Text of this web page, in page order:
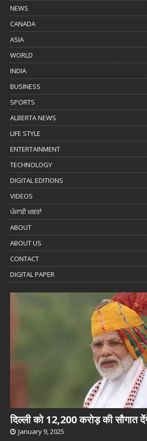
NEWS
CANADA
ASIA
WORLD
INDIA
BUSINESS
SPORTS
ALBERTA NEWS
LIFE STYLE
ENTERTAINMENT
TECHNOLOGY
DIGITAL EDITIONS
VIDEOS
ਪੰਜਾਬੀ ਖ਼ਬਰਾਂ
ABOUT
ABOUT US
CONTACT
DIGITAL PAPER
दिल्ली को 12,200 करोड़ की सौगात
January 9, 2025